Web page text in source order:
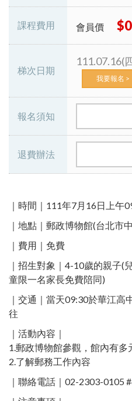
課程費用 會員價 $0
梯次日期
111.07.16(
我要報名 >
報名須知
退費辦法
｜時間｜111年7月16日上午
｜地點｜郵政博物館(台北市
｜費用｜免費
｜招生對象｜4-10歲的親子(
童限一名家長免費陪同)
｜交通｜當天09:30於華江
往
｜活動內容｜
1.郵政博物館參觀，館內有
2.了解郵務工作內容
｜聯絡電話｜02-2303-0105